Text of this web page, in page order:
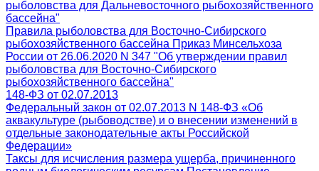
рыболовства для Дальневосточного рыбохозяйственного
бассейна"
Правила рыболовства для Восточно-Сибирского
рыбохозяйственного бассейна Приказ Минсельхоза
России от 26.06.2020 N 347 "Об утверждении правил
рыболовства для Восточно-Сибирского
рыбохозяйственного бассейна"
148-ФЗ от 02.07.2013
Федеральный закон от 02.07.2013 N 148-ФЗ «Об
аквакультуре (рыбоводстве) и о внесении изменений в
отдельные законодательные акты Российской
Федерации»
Таксы для исчисления размера ущерба, причиненного